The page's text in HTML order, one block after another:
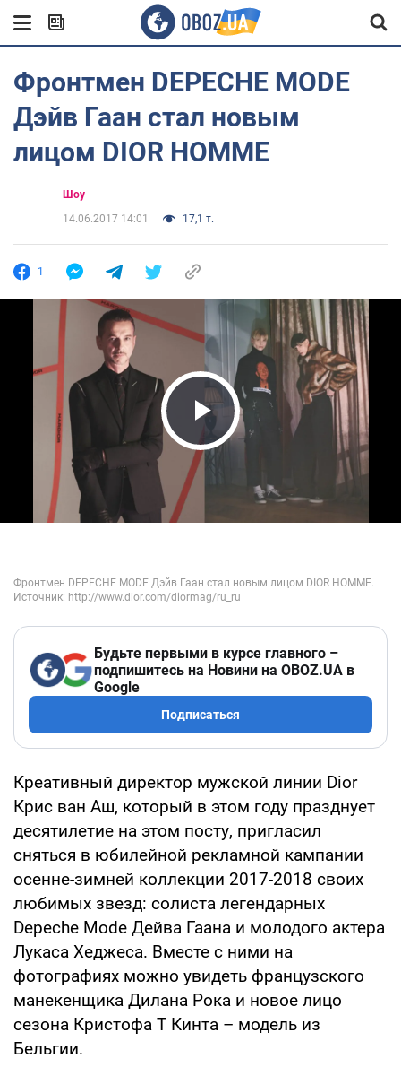
Фронтмен DEPECHE MODE
Дэйв Гаан стал новым
лицом DIOR HOMME
Шоу
14.06.2017 14:01
17,1 т.
1
Play Video
Будьте первыми в курсе главного –
подпишитесь на Новини на OBOZ.UA в
Google
Подписаться
Креативный директор мужской линии Dior
Крис ван Аш, который в этом году празднует
десятилетие на этом посту, пригласил
сняться в юбилейной рекламной кампании
осенне-зимней коллекции 2017-2018 своих
любимых звезд: солиста легендарных
Depeche Mode Дейва Гаана и молодого актера
Лукаса Хеджеса. Вместе с ними на
фотографиях можно увидеть французского
манекенщика Дилана Рока и новое лицо
сезона Кристофа Т Кинта – модель из
Бельгии.